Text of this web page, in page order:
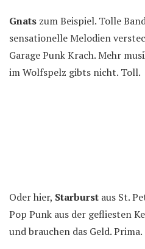
Gnats zum Beispiel. Tolle
sensationelle Melodien
Garage Punk Krach. Mehr
im Wolfspelz gibts nicht. Toll.
Oder hier, Starburst aus St.
Pop Punk aus der gefliesten
und brauchen das Geld. Prima.